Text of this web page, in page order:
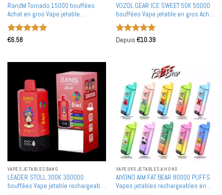
RandM Tornado 15000 bouffées
Achat en gros Vape jetable
rechargeable en gros
Note
€6.58
VOZOL GEAR ICE SWEET 50K 50000
bouffées Vape jetable en gros Achat
en vrac Entrepôt européen
Note 5sur
Depuis €10.39
VAPES JETABLES BANG
LEADER STOLL 300K 300000
bouffées Vape jetable rechargeable
VAPEURS JETABLES AIVONO
AIVONO AIM FAT BEAR 80000 PUFFS
Vapes jetables rechargeables en